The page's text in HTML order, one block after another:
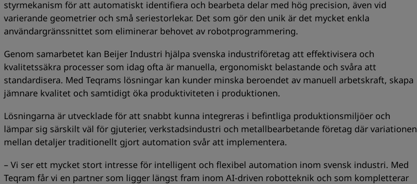
styrmekanism för att automatiskt identifiera och bearbeta delar med hög precision, även vid
varierande geometrier och små seriestorlekar. Det som gör den unik är det mycket enkla
användargränssnittet som eliminerar behovet av robotprogrammering.
Genom samarbetet kan Beijer Industri hjälpa svenska industriföretag att effektivisera och
kvalitetssäkra processer som idag ofta är manuella, ergonomiskt belastande och svåra att
standardisera. Med Teqrams lösningar kan kunder minska beroendet av manuell arbetskraft, skapa
jämnare kvalitet och samtidigt öka produktiviteten i produktionen.
Lösningarna är utvecklade för att snabbt kunna integreras i befintliga produktionsmiljöer och
lämpar sig särskilt väl för gjuterier, verkstadsindustri och metallbearbetande företag där variationen
mellan detaljer traditionellt gjort automation svår att implementera.
– Vi ser ett mycket stort intresse för intelligent och flexibel automation inom svensk industri. Med
Teqram får vi en partner som ligger längst fram inom AI-driven robotteknik och som kompletterar